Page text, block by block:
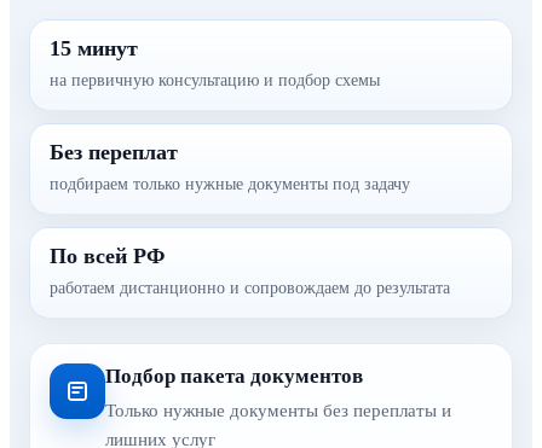
15 минут
на первичную консультацию и подбор схемы
Без переплат
подбираем только нужные документы под задачу
По всей РФ
работаем дистанционно и сопровождаем до результата
Подбор пакета документов
Только нужные документы без переплаты и
лишних услуг